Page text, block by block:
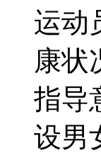
运动
康状
指导
设男